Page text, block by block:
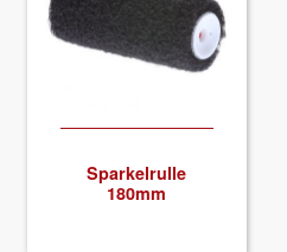
Sparkel­rulle
180mm